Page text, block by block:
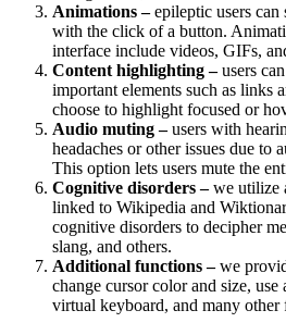
Animations –epileptic users can
with the click of a button.
interface include videos, GIFs,
Content highlighting –users
important elements such as links
choose to highlight focused or
Audio muting –users with
headaches or other issues due to
This option lets users mute the
Cognitive disorders –we utilize
linked to Wikipedia and
cognitive disorders to decipher
slang, and others.
Additional functions –we
change cursor color and size,
virtual keyboard, and many other